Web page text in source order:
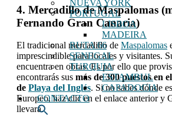
NUEVA YORK
PORTUGAL
LISBOA
MADEIRA
RUTA 66
SENEGAL
TURQUIA
ESTAMBUL
CAPADOCIA
CONTACTO
4. Mercadillo de Maspalomas
Fernando Gran Canaria)
El tradicional mercadillo de Maspalomas
imprescindible para locales y visitantes.
encuentra en obras. Es por ello que
encontrarás sus más de 300 puestos en el
de Playa del Inglés. Si no sabes dónde
Europeo, haz clic en el enlace anterior y
llevará.